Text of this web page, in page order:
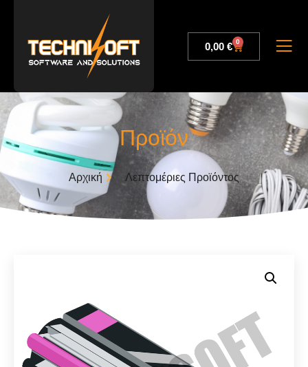
0,00 € 0
Προϊόν
Αρχική Λεπτομέριες Προϊόντος